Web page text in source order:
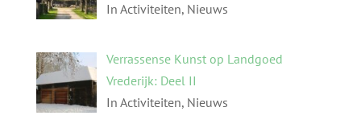
In Activiteiten, Nieuws
Verrassense Kunst op Landgoed
Vrederijk: Deel II
In Activiteiten, Nieuws